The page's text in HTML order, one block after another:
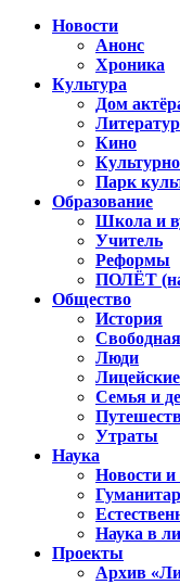
Новости
Анонс
Хроника
Культура
Дом
Кино
Парк
Образование
Школа и
Учитель
Реформы
ПОЛЁТ
Общество
История
Люди
Семья и
Утраты
Наука
Новости
Наука в
Проекты
Архив